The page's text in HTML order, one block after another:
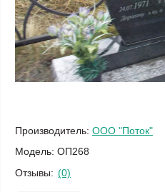
Производитель: ООО "Поток"
Модель: ОП268
Отзывы: (0)